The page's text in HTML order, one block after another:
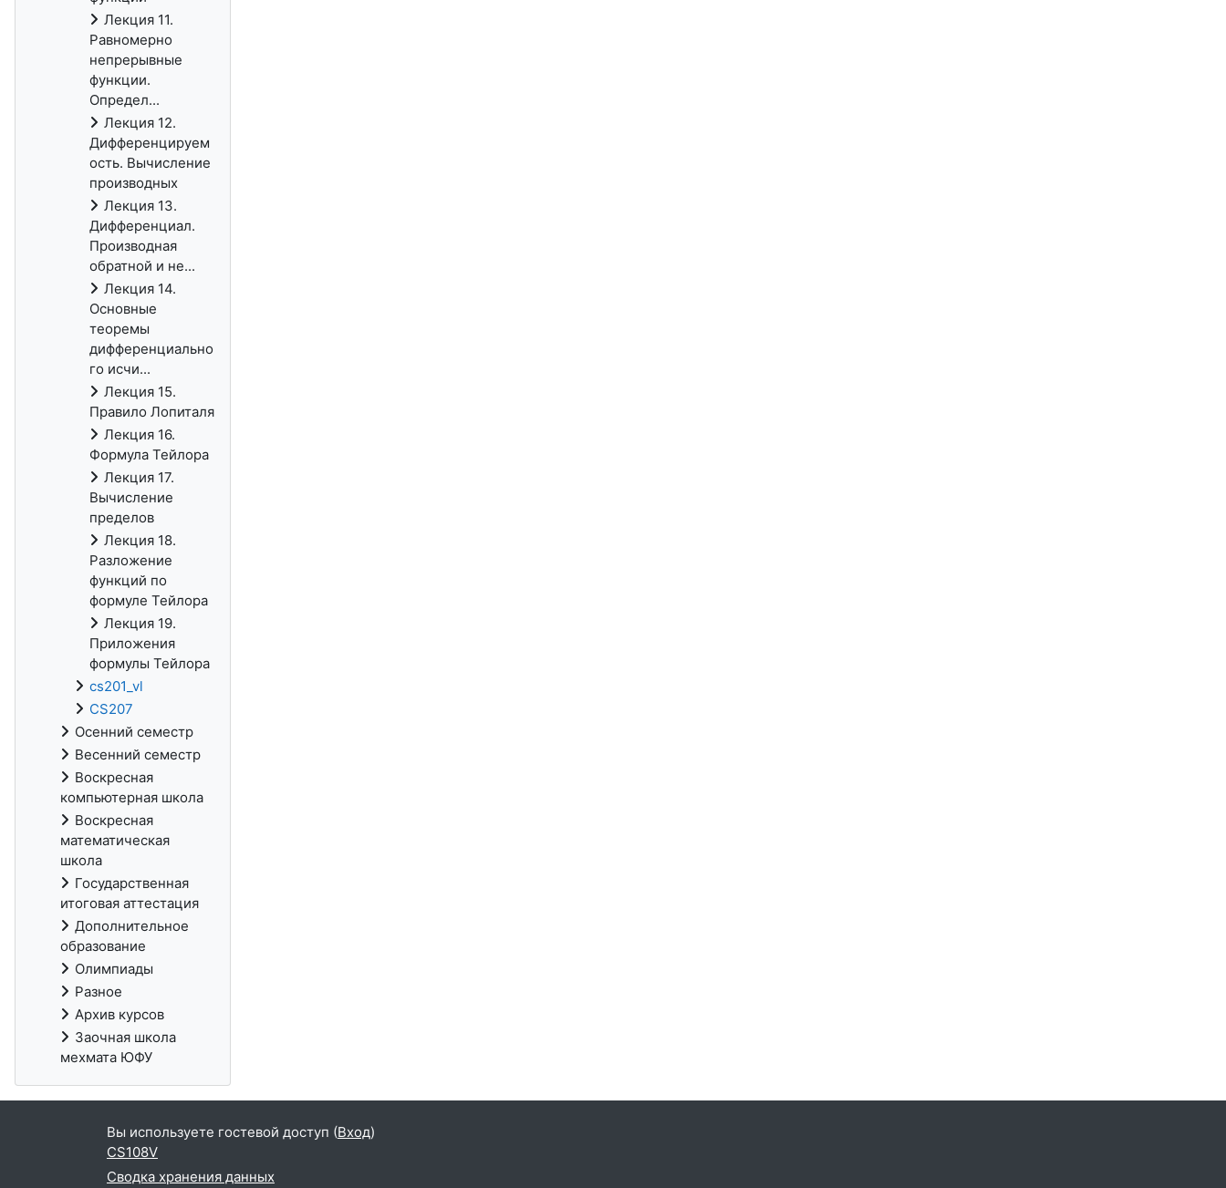
Лекция 11.
Равномерно
непрерывные
функции.
Определ...
Лекция 12.
Дифференцируем
ость. Вычисление
производных
Лекция 13.
Дифференциал.
Производная
обратной и не...
Лекция 14.
Основные
теоремы
дифференциально
го исчи...
Лекция 15.
Правило Лопиталя
Лекция 16.
Формула Тейлора
Лекция 17.
Вычисление
пределов
Лекция 18.
Разложение
функций по
формуле Тейлора
Лекция 19.
Приложения
формулы Тейлора
cs201_vl
CS207
Осенний семестр
Весенний семестр
Воскресная
компьютерная школа
Воскресная
математическая
школа
Государственная
итоговая аттестация
Дополнительное
образование
Олимпиады
Разное
Архив курсов
Заочная школа
мехмата ЮФУ
Вы используете гостевой доступ (Вход)
CS108V
Сводка хранения данных